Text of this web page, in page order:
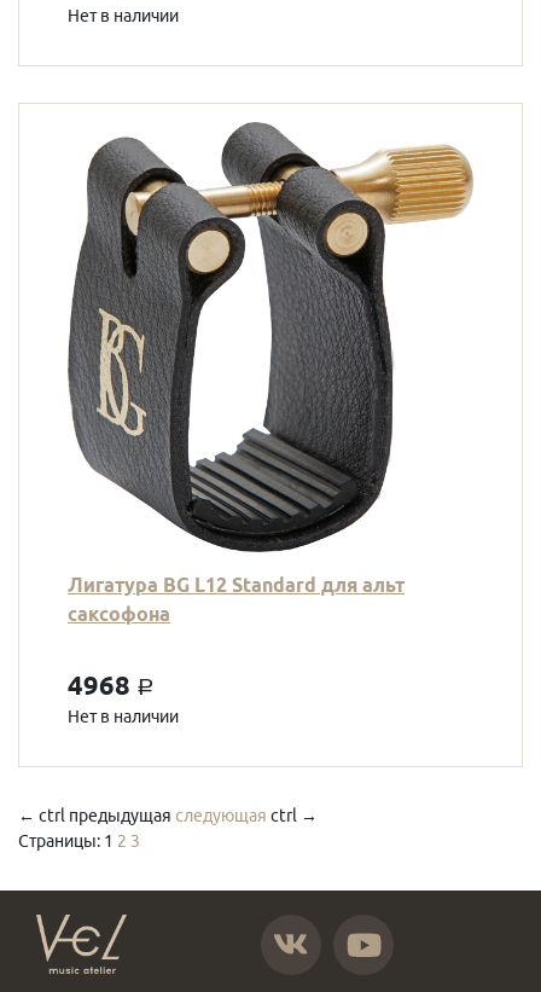
Нет в наличии
Лигатура BG L12 Standard для альт
саксофона
4968 a
Нет в наличии
← ctrl предыдущая следующая ctrl →
Страницы: 1 2 3